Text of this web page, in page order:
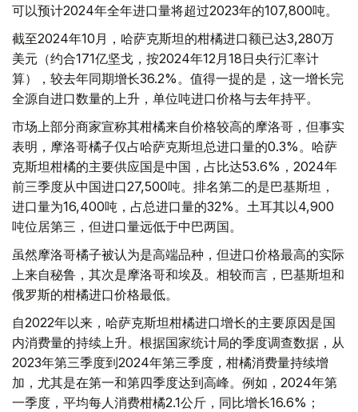
可以预计2024年全年进口量将超过2023年的107,800吨。
截至2024年10月，哈萨克斯坦的柑橘进口额已达3,280万
美元（约合171亿坚戈，按2024年12月18日央行汇率计
算），较去年同期增长36.2%。值得一提的是，这一增长完
全源自进口数量的上升，单位吨进口价格与去年持平。
市场上部分商家宣称其柑橘来自价格较高的摩洛哥，但事实
表明，摩洛哥橘子仅占哈萨克斯坦总进口量的0.3%。哈萨
克斯坦柑橘的主要供应国是中国，占比达53.6%，2024年
前三季度从中国进口27,500吨。排名第二的是巴基斯坦，
进口量为16,400吨，占总进口量的32%。土耳其以4,900
吨位居第三，但进口量远低于中巴两国。
虽然摩洛哥橘子被认为是高端品种，但进口价格最高的实际
上来自秘鲁，其次是摩洛哥和埃及。相较而言，巴基斯坦和
俄罗斯的柑橘进口价格最低。
自2022年以来，哈萨克斯坦柑橘进口增长的主要原因是国
内消费量的持续上升。根据国家统计局的季度调查数据，从
2023年第三季度到2024年第三季度，柑橘消费量持续增
加，尤其是在第一和第四季度达到高峰。例如，2024年第
一季度，平均每人消费柑橘2.1公斤，同比增长16.6%；